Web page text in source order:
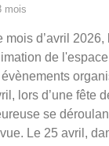
mois
mois d’avril
de
lors d’une fête
se
Le 25 avril,